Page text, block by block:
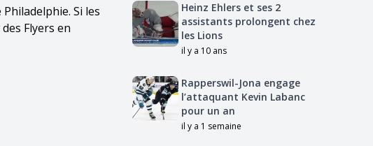
Si les
Flyers en
Heinz Ehlers et ses 2
assistants prolongent chez
les Lions
il y a 10 ans
Rapperswil-Jona engage
l’attaquant Kevin Labanc
pour un an
il y a 1 semaine